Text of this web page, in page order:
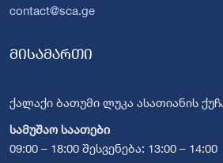
contact@sca.ge
მისამართი
ქალაქი ბათუმი ლუკა ასათიანის
სამუშაო საათები
09:00 – 18:00 შესვენება: 13:00 – 14:00